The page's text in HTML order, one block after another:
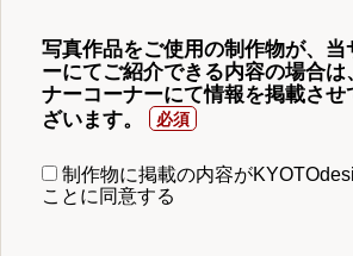
写真作品をご使用の制作物が、当
ーにてご紹介できる内容の場合
ナーコーナーにて情報を掲載させ
ざいます。
制作物に掲載の内容が
ことに同意する